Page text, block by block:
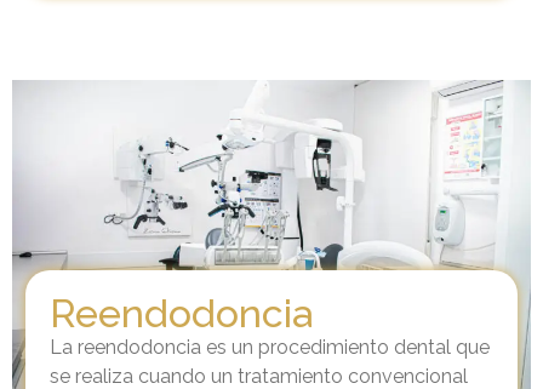
Reendodoncia
La reendodoncia es un procedimiento dental que
se realiza cuando un tratamiento convencional